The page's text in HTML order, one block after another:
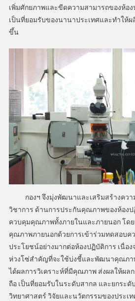
เพิ่มศักยภาพและขีดความสามารถของห้อ
เป็นที่ยอมรับของนานาประเทศและทำใ
ขึ้น
กองฯ จึงมุ่งพัฒนาและเสริมสร้างความ
วิชาการ ด้านการประกันคุณภาพของห้องป
ควบคุมคุณภาพทั้งภายในและภายนอก โดย
คุณภาพภายนอกด้วยการเข้าร่วมทดสอบค
ประโยชน์อย่างมากต่อห้องปฏิบัติการ เนื่อ
ห่วงโซ่สำคัญที่จะใช้บ่งชี้และพัฒนาคุณภา
ได้ผลการวิเคราะห์ที่มีคุณภาพ ส่งผลให้ผล
ถือ เป็นที่ยอมรับในระดับสากล และยกระดั
วิทยาศาสตร์ วิจัยและนวัตกรรมของประเท